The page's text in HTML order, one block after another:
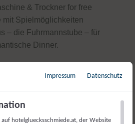
& Trockner for free
mit Spielmöglichkeiten
– die Fuhrmannstube – für
Dinner.
Impressum Datenschutz
hotelgluecksschmiede.at, der Website